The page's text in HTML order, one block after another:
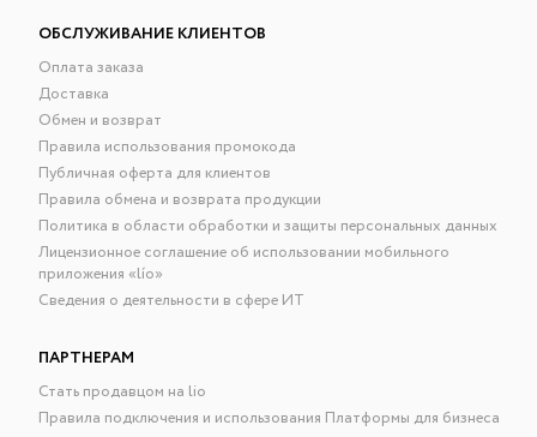
ОБСЛУЖИВАНИЕ КЛИЕНТОВ
Оплата заказа
Доставка
Обмен и возврат
Правила использования промокода
Публичная оферта для клиентов
Правила обмена и возврата продукции
Политика в области обработки и защиты персональных данных
Лицензионное соглашение об использовании мобильного
приложения «lío»
Сведения о деятельности в сфере ИТ
ПАРТНЕРАМ
Стать продавцом на lio
Правила подключения и использования Платформы для бизнеса